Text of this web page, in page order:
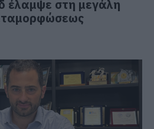
έλαμψε στη μεγάλη